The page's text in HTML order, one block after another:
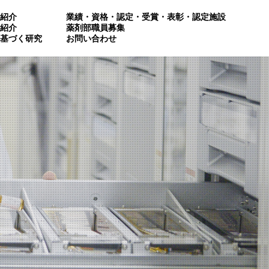
介
介
づく研究
業績・資格・認定・受賞・表彰・認定施設
薬剤部職員募集
お問い合わせ